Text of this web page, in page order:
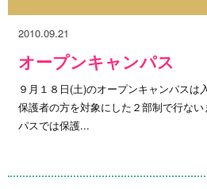
2010.09.21
オープンキャンパス
９月１８日(土)のオープンキャンパスは
保護者の方を対象にした２部制で行な
パスでは保護...